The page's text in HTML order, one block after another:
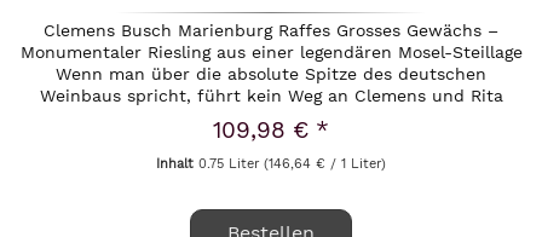
Clemens Busch Marienburg Raffes Grosses Gewächs –
Monumentaler Riesling aus einer legendären Mosel-Steillage
Wenn man über die absolute Spitze des deutschen
Weinbaus spricht, führt kein Weg an Clemens und Rita
Busch vorbei. Das Weingut...
109,98 € *
Inhalt0.75 Liter(146,64 € / 1 Liter)